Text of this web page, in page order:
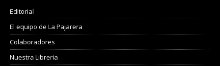
Editorial
El equipo de La Pajarera
Colaboradores
Nuestra Libreria